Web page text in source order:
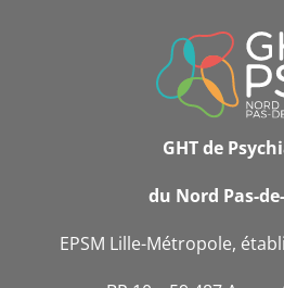
INFORMATIONS
GHT de
du Nord Pas-
EPSM Lille-Métropole,